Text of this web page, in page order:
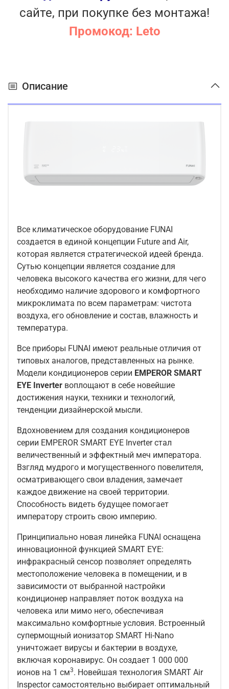
Шумоизоляция компрессора наружного блока
4 виброопоры наружного блока в комплекте
сайте, при покупке без монтажа!
Промокод: Leto
Описание
Все климатическое оборудование FUNAI
создается в единой концепции Future and Air,
которая является стратегической идеей бренда.
Сутью концепции является создание для
человека высокого качества его жизни, для чего
необходимо наличие здорового и комфортного
микроклимата по всем параметрам: чистота
воздуха, его обновление и состав, влажность и
температура.
Все приборы FUNAI имеют реальные отличия от
типовых аналогов, представленных на рынке.
Модели кондиционеров серии EMPEROR SMART
EYE Inverter воплощают в себе новейшие
достижения науки, техники и технологий,
тенденции дизайнерской мысли.
Вдохновением для создания кондиционеров
серии EMPEROR SMART EYE Inverter стал
величественный и эффектный меч императора.
Взгляд мудрого и могущественного повелителя,
осматривающего свои владения, замечает
каждое движение на своей территории.
Способность видеть будущее помогает
императору строить свою империю.
Принципиально новая линейка FUNAI оснащена
инновационной функцией SMART EYE:
инфракрасный сенсор позволяет определять
местоположение человека в помещении, и в
зависимости от выбранной настройки
кондиционер направляет поток воздуха на
человека или мимо него, обеспечивая
максимально комфортные условия. Встроенный
супермощный ионизатор SMART Hi-Nano
уничтожает вирусы и бактерии в воздухе,
включая коронавирус. Он создает 1 000 000
ионов на 1 см3. Новейшая технология SMART Air
Inspector самостоятельно выбирает оптимальный